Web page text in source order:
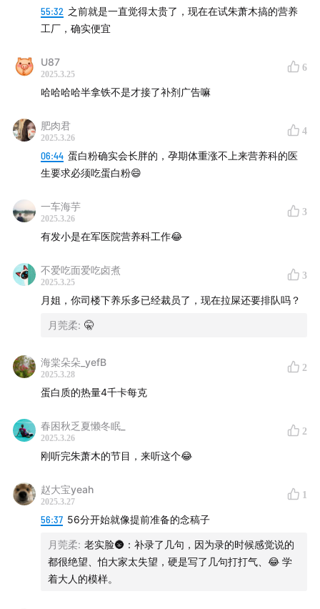
Part1 保健品行业现状与健康误区
健康是长期习惯的积累，保健品只是辅助，不是捷径
瘦子菌活不下去，是因为你的饮食养不活它
蛋白粉不练会变脂肪，三分练七分吃，缺一不可
三大宏观营养素的能量含量： 1克碳水化合物= 4千卡路里
1克蛋白质= 4千卡路里 1克脂肪= 9千卡路里
12:27 Part2 海淘VS国产：成分差异与选购陷阱
保税仓只查合法不查成分，别误以为过海关就安全
跨境保健品虚标成灰色地带，直播间佣金吃掉40-80%成
中美鱼油的区别？可能是氧化变色，原料都来自中国
直播间3秒法则：12克＞10克，数字游戏胜过科学
保健品本质卖信任，直播内的演员白大褂/教师等作为
KOS 销售保健品
55:32 之前就是一直觉得太贵了，现在在试朱萧木搞的营养
工厂，确实便宜
U87
2025.3.25
6
哈哈哈哈半拿铁不是才接了补剂广告嘛
肥肉君
2025.3.26
4
06:44 蛋白粉确实会长胖的，孕期体重涨不上来营养科的医
生要求必须吃蛋白粉😄
一车海芋
2025.3.26
3
有发小是在军医院营养科工作😂
不爱吃面爱吃卤煮
2025.3.25
3
月姐，你司楼下养乐多已经裁员了，现在拉屎还要排队吗？
月莞柔: 🤫
海棠朵朵_yefB
2025.3.28
2
蛋白质的热量4千卡每克
春困秋乏夏懒冬眠_
2025.3.26
2
刚听完朱萧木的节目，来听这个😂
赵大宝yeah
2025.3.27
1
56:37 56分开始就像提前准备的念稿子
月莞柔: 老实脸🌚：补录了几句，因为录的时候感觉说的
都很绝望、怕大家太失望，硬是写了几句打打气、😂 学
着大人的模样。